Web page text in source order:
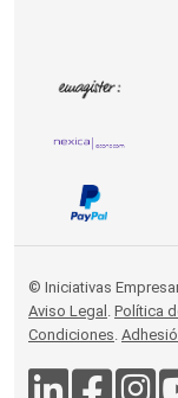
© Iniciativas
Aviso Legal
Política
Condiciones